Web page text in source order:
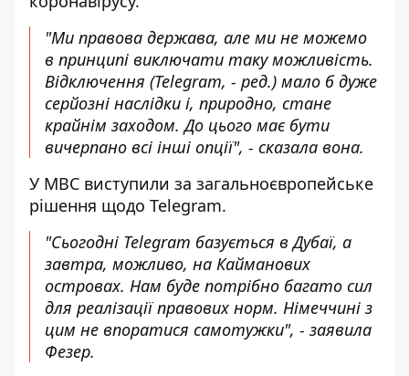
"Ми правова держава, але ми не можемо
в принципі виключати таку можливість.
Відключення (Telegram, - ред.) мало б дуже
серйозні наслідки і, природно, стане
крайнім заходом. До цього має бути
вичерпано всі інші опції", - сказала вона.
У МВС виступили за загальноєвропейське
рішення щодо Telegram.
"Сьогодні Telegram базується в Дубаї, а
завтра, можливо, на Кайманових
островах. Нам буде потрібно багато сил
для реалізації правових норм. Німеччині з
цим не впоратися самотужки", - заявила
Фезер.